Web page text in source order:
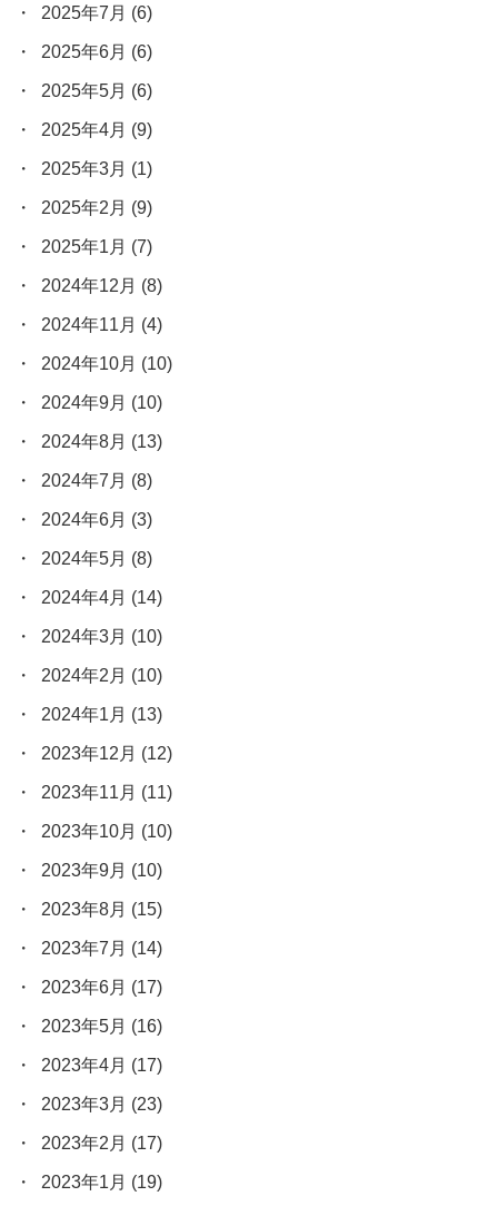
2025年7月 (6)
2025年6月 (6)
2025年5月 (6)
2025年4月 (9)
2025年3月 (1)
2025年2月 (9)
2025年1月 (7)
2024年12月 (8)
2024年11月 (4)
2024年10月 (10)
2024年9月 (10)
2024年8月 (13)
2024年7月 (8)
2024年6月 (3)
2024年5月 (8)
2024年4月 (14)
2024年3月 (10)
2024年2月 (10)
2024年1月 (13)
2023年12月 (12)
2023年11月 (11)
2023年10月 (10)
2023年9月 (10)
2023年8月 (15)
2023年7月 (14)
2023年6月 (17)
2023年5月 (16)
2023年4月 (17)
2023年3月 (23)
2023年2月 (17)
2023年1月 (19)